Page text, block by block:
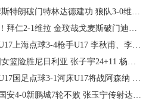
朗破门特林达德建功 狼队3-0维尔港
1维拉 金玟哉戈麦斯破门迪亚斯替补建功
球3-4枪手U17 李秋甫、李文博失点王启戎扑点
胜尼日利亚 张子宇24+11 杨舒予12+6
球3-1河床U17将战阿森纳 江宇涵替补两扑点
鹏城7轮不败 张玉宁传射达万双响法比奥破门